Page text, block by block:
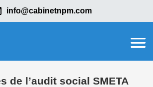
info@cabinetnpm.com
de l’audit social SMETA